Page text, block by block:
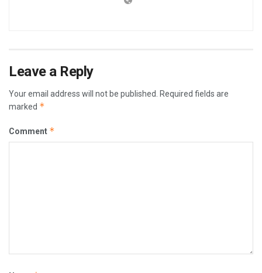
Leave a Reply
Your email address will not be published.
Required fields are
marked *
Comment *